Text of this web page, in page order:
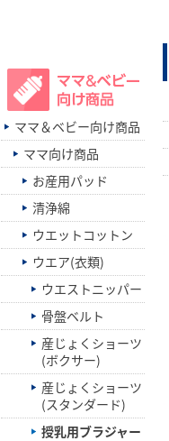
ママ＆ベビー向け商品
ママ向け商品
お産用パッド
清浄綿
ウエットコットン
ウエア(衣類)
ウエストニッパー
骨盤ベルト
産じょくショーツ
(ボクサー)
産じょくショーツ
(スタンダード)
授乳用ブラジャー